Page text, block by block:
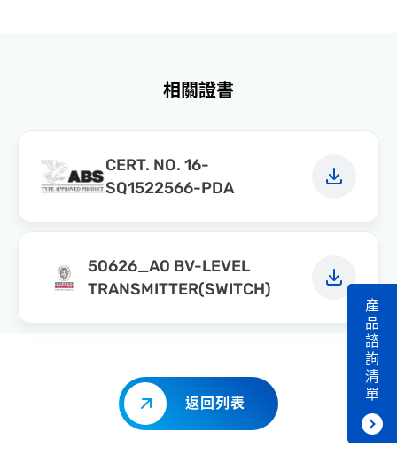
相關證書
CERT. NO. 16-
SQ1522566-PDA
50626_A0 BV-LEVEL
TRANSMITTER(SWITCH)
返回列表
產
品
諮
詢
清
單